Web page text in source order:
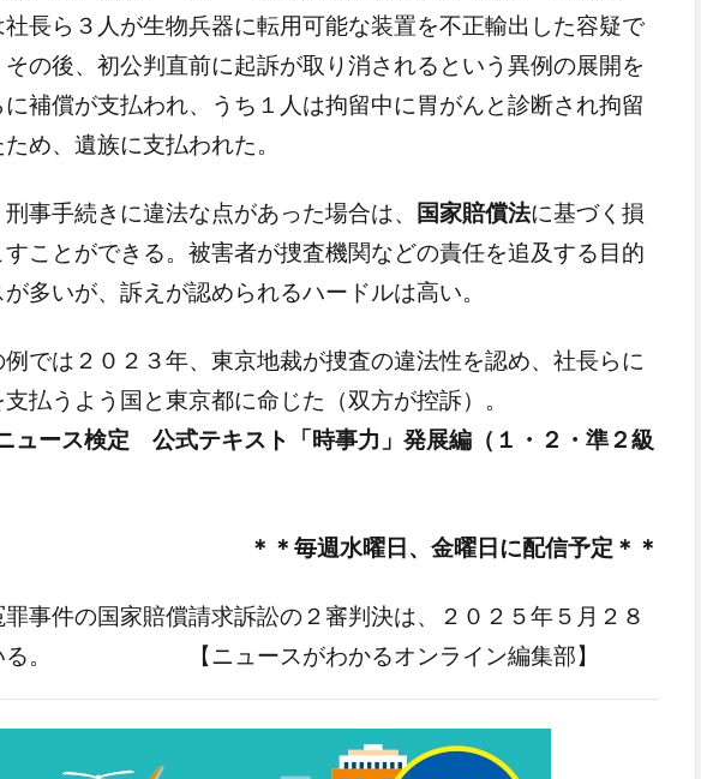
長ら３人が生物兵器に転用可能な装置を不正輸出した容疑で
の後、初公判直前に起訴が取り消されるという異例の展開を
補償が支払われ、うち１人は拘留中に胃がんと診断され拘留
め、遺族に支払われた。
事手続きに違法な点があった場合は、 国家賠償法に基づく損
ことができる。被害者が捜査機関などの責任を追及する目的
多いが、訴えが認められるハードルは高い。
では２０２３年、東京地裁が捜査の違法性を認め、社長らに
払うよう国と東京都に命じた（双方が控訴）。
ュース検定 公式テキスト「時事力」発展編（１・２・準２級
＊＊毎週水曜日、金曜日に配信予定＊＊
罪事件の国家賠償請求訴訟の２審判決は、２０２５年５月２８
いる。 【ニュースがわかるオンライン編集部】